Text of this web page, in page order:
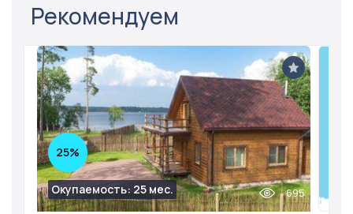
Рекомендуем
Окупаемость: 25 мес.
25%
695